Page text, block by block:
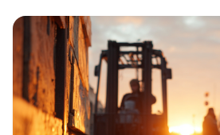
tension.